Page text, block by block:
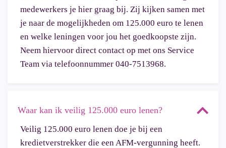
medewerkers je hier graag bij. Zij kijken samen met
je naar de mogelijkheden om 125.000 euro te lenen
en welke leningen voor jou het goedkoopste zijn.
Neem hiervoor direct contact op met ons Service
Team via telefoonnummer 040-7513968.
Waar kan ik veilig 125.000 euro lenen?
Veilig 125.000 euro lenen doe je bij een
kredietverstrekker die een AFM-vergunning heeft.